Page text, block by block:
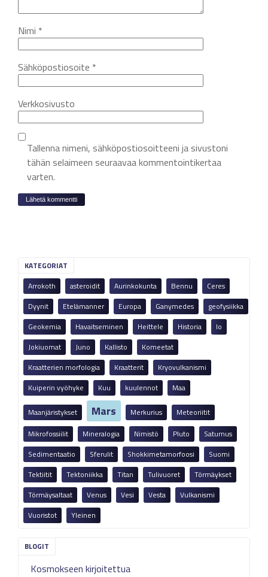
KATEGORIAT
Arrokoth
asteroidit Aurinkokunta Bennu
Ceres
Dyynit
Etelämanner Europa Ganymedes
geofysiikka
Geokemia
Havaitseminen Heittele Historia
Io
Jokiuomat
Juno Kallisto
Komeetat
Kraatterien morfologia
Kraatterit
Kryovulkanismi
Kuiperin vyöhyke
Kuu kuulennot Maa
Maanjäristykset Mars Merkurius
Meteoriitit
Mikrofossiilit
Mineralogia Nimistö Pluto
Saturnus
Sedimentaatio
Sferulit Shokkimetamorfoosi
Suomi
Tektiitit
Tektoniikka Titan Tulivuoret
Törmäykset
Törmäysaltaat
Venus Vesi Vesta
Vulkanismi
Vuoristot
Yleinen
Kosmokseen kirjoitettua
Nimi *
Sähköpostiosoite *
Verkkosivusto
Tallenna nimeni, sähköpostiosoitteeni ja sivustoni
tähän selaimeen seuraavaa kommentointikertaa
varten.